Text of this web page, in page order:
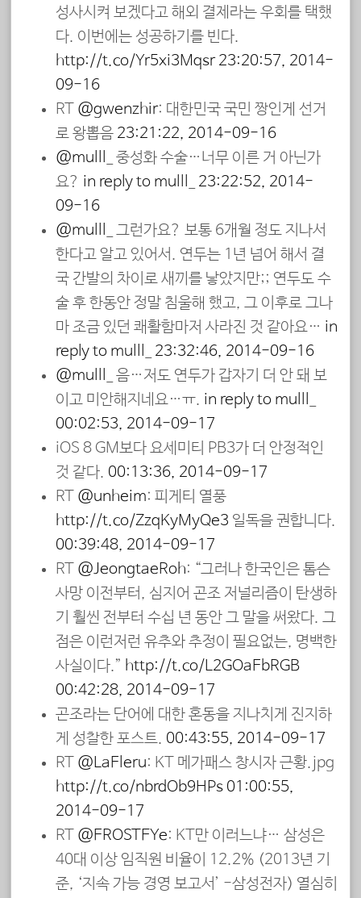
성사시켜 보겠다고 해외 결제라는 우회를 택했
다. 이번에는 성공하기를 빈다.
http://t.co/Yr5xi3Mqsr 23:20:57, 2014-
09-16
RT @gwenzhir: 대한민국 국민 짱인게 선거
로 왕뽑음 23:21:22, 2014-09-16
@mulll_
중성화 수술…너무 이른 거 아닌가
요? in reply to mulll_
23:22:52, 2014-
09-16
@mulll_
그런가요? 보통 6개월 정도 지나서
한다고 알고 있어서. 연두는 1년 넘어 해서 결
국 간발의 차이로 새끼를 낳았지만;; 연두도 수
술 후 한동안 정말 침울해 했고, 그 이후로 그나
마 조금 있던 쾌활함마저 사라진 것 같아요… in
reply to mulll_
23:32:46, 2014-09-16
@mulll_
음…저도 연두가 갑자기 더 안 돼 보
이고 미안해지네요…ㅠ. in reply to mulll_
00:02:53, 2014-09-17
iOS 8 GM보다 요세미티 PB3가 더 안정적인
것 같다. 00:13:36, 2014-09-17
RT @unheim: 피게티 열풍
http://t.co/ZzqKyMyQe3 일독을 권합니다.
00:39:48, 2014-09-17
RT @JeongtaeRoh: “그러나 한국인은 톰슨
사망 이전부터, 심지어 곤조 저널리즘이 탄생하
기 훨씬 전부터 수십 년 동안 그 말을 써왔다. 그
점은 이런저런 유추와 추정이 필요없는, 명백한
사실이다.” http://t.co/L2GOaFbRGB
00:42:28, 2014-09-17
곤조라는 단어에 대한 혼동을 지나치게 진지하
게 성찰한 포스트. 00:43:55, 2014-09-17
RT @LaFleru: KT 메가패스 창시자 근황.jpg
http://t.co/nbrdOb9HPs 01:00:55,
2014-09-17
RT @FROSTEYe: KT만 이러느냐… 삼성은
40대 이상 임직원 비율이 12.2% (2013년 기
준, ‘지속 가능 경영 보고서’ -삼성전자) 열심히